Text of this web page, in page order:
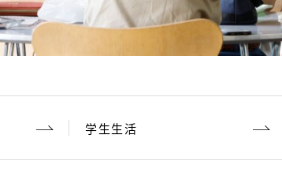
学生生活